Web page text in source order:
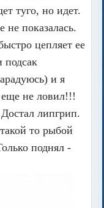
туго, но идет.
не показалась.
цепляет ее
подсак
и я
не ловил!!!
липгрип.
то рыбой
поднял -